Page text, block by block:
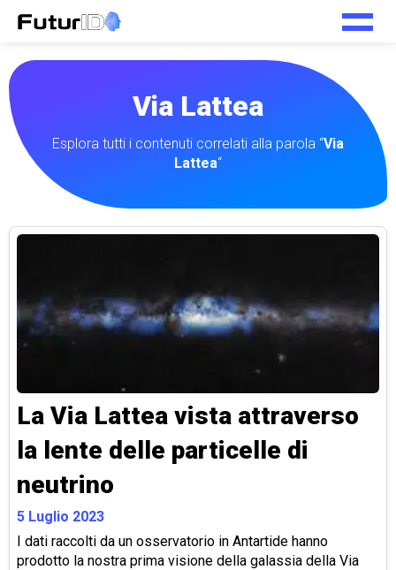
Via Lattea
Esplora tutti i contenuti correlati alla parola “Via
Lattea“
La Via Lattea vista attraverso
la lente delle particelle di
neutrino
5 Luglio 2023
I dati raccolti da un osservatorio in Antartide hanno
prodotto la nostra prima visione della galassia della Via